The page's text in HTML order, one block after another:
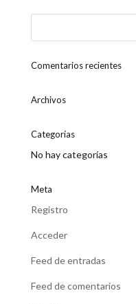
Comentarios recientes
Archivos
Categorías
No hay categorías
Meta
Registro
Acceder
Feed de entradas
Feed de comentarios